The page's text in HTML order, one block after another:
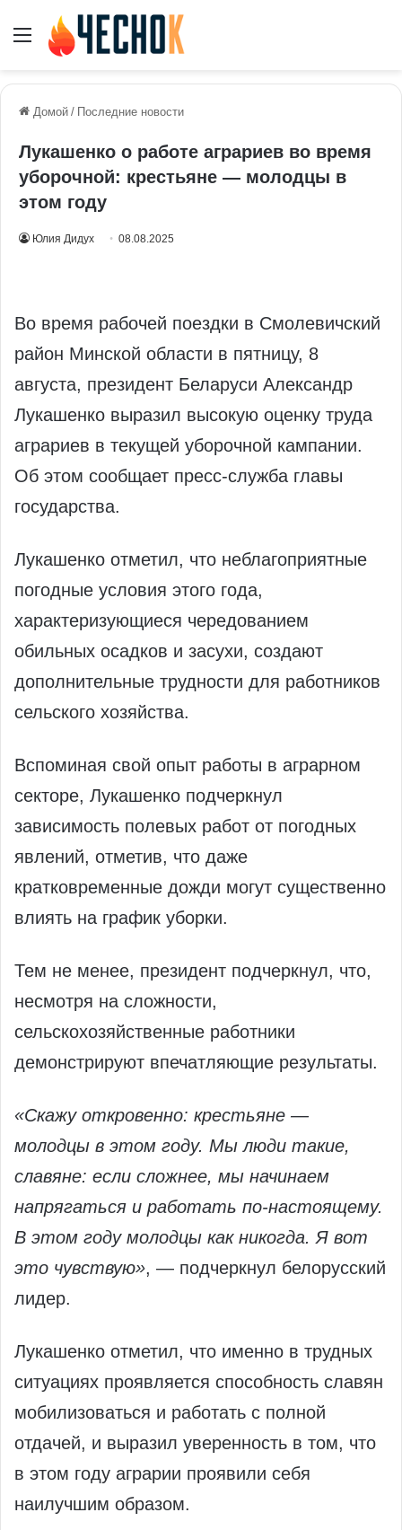
Меню
Домой / Последние новости
Лукашенко о работе аграриев во время
уборочной: крестьяне — молодцы в
этом году
Юлия Дидух 08.08.2025
Во время рабочей поездки в Смолевичский
район Минской области в пятницу, 8
августа, президент Беларуси Александр
Лукашенко выразил высокую оценку труда
аграриев в текущей уборочной кампании.
Об этом сообщает пресс-служба главы
государства.
Лукашенко отметил, что неблагоприятные
погодные условия этого года,
характеризующиеся чередованием
обильных осадков и засухи, создают
дополнительные трудности для работников
сельского хозяйства.
Вспоминая свой опыт работы в аграрном
секторе, Лукашенко подчеркнул
зависимость полевых работ от погодных
явлений, отметив, что даже
кратковременные дожди могут существенно
влиять на график уборки.
Тем не менее, президент подчеркнул, что,
несмотря на сложности,
сельскохозяйственные работники
демонстрируют впечатляющие результаты.
«Скажу откровенно: крестьяне —
молодцы в этом году. Мы люди такие,
славяне: если сложнее, мы начинаем
напрягаться и работать по-настоящему.
В этом году молодцы как никогда. Я вот
это чувствую», — подчеркнул белорусский
лидер.
Лукашенко отметил, что именно в трудных
ситуациях проявляется способность славян
мобилизоваться и работать с полной
отдачей, и выразил уверенность в том, что
в этом году аграрии проявили себя
наилучшим образом.